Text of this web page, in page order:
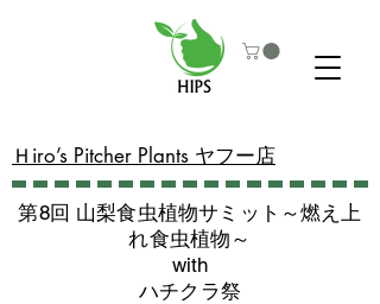
​Ｈiro’s Pitcher Plants ヤフー店
第8回 山梨食虫植物サミット～燃え上
れ食虫植物～
with
​ハチクラ祭